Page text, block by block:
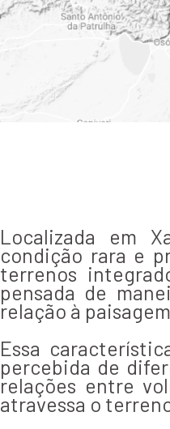
Localizada em
condição rara e
terrenos
pensada de
relação à
Essa
percebida de
relações entre
atravessa o